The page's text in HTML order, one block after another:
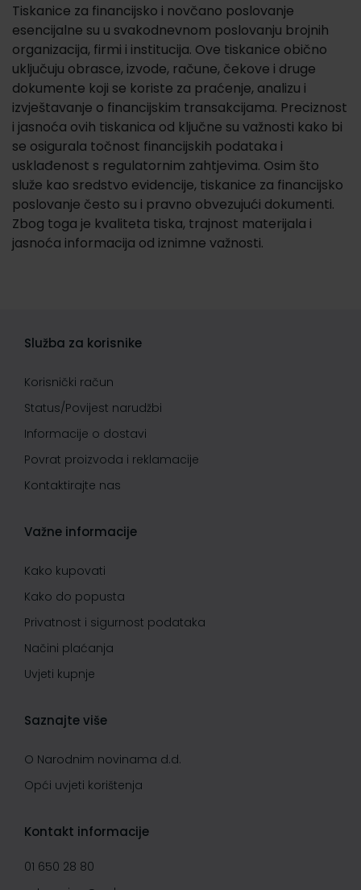
Tiskanice za financijsko i novčano poslovanje
esencijalne su u svakodnevnom poslovanju brojnih
organizacija, firmi i institucija. Ove tiskanice obično
uključuju obrasce, izvode, račune, čekove i druge
dokumente koji se koriste za praćenje, analizu i
izvještavanje o financijskim transakcijama. Preciznost
i jasnoća ovih tiskanica od ključne su važnosti kako bi
se osigurala točnost financijskih podataka i
usklađenost s regulatornim zahtjevima. Osim što
služe kao sredstvo evidencije, tiskanice za financijsko
poslovanje često su i pravno obvezujući dokumenti.
Zbog toga je kvaliteta tiska, trajnost materijala i
jasnoća informacija od iznimne važnosti.
Služba za korisnike
Korisnički račun
Status/Povijest narudžbi
Informacije o dostavi
Povrat proizvoda i reklamacije
Kontaktirajte nas
Važne informacije
Kako kupovati
Kako do popusta
Privatnost i sigurnost podataka
Načini plaćanja
Uvjeti kupnje
Saznajte više
O Narodnim novinama d.d.
Opći uvjeti korištenja
Kontakt informacije
01 650 28 80